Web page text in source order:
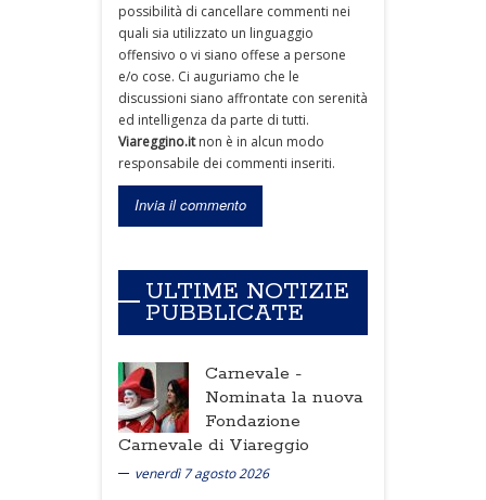
possibilità di cancellare commenti nei
quali sia utilizzato un linguaggio
offensivo o vi siano offese a persone
e/o cose. Ci auguriamo che le
discussioni siano affrontate con serenità
ed intelligenza da parte di tutti.
Viareggino.itnon è in alcun modo
responsabile dei commenti inseriti.
ULTIME NOTIZIE
PUBBLICATE
Carnevale -
Nominata la nuova
Fondazione
Carnevale di Viareggio
venerdì 7 agosto 2026